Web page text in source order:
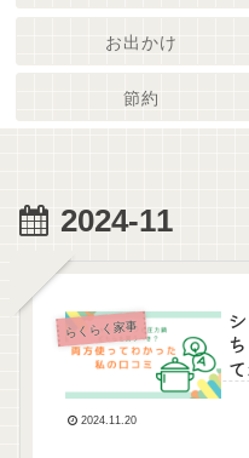
お出かけ
節約
2024-11
らくらく家事
2024.11.20